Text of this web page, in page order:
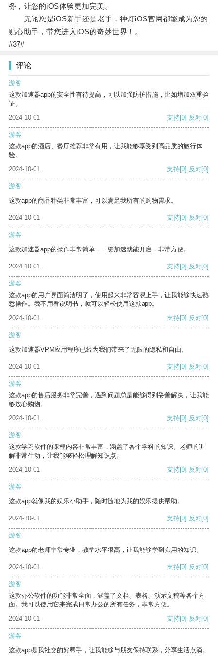
务，让您的iOS体验更加完美。
无论您是iOS新手还是老手，神灯iOS官网都能成为您的
贴心助手，带您进入iOS的奇妙世界！。
#37#
评论
游客
这款加速器app的安全性有待提高，可以加强防护措施，比如增加双重验
证。
2024-10-01
支持[0] 反对[0]
游客
这款app的酒店、餐厅推荐非常有用，让我能够享受到高品质的旅行体
验。
2024-10-01
支持[0] 反对[0]
游客
这款app的商品种类非常丰富，可以满足我所有的购物需求。
2024-10-01 支持[0] 反对[0]
游客
这款加速器app的操作非常简单，一键加速就能开启，非常方便。
2024-10-01 支持[0] 反对[0]
游客
这款app的用户界面简洁明了，使用起来非常容易上手，让我能够快速熟
悉操作。我不用看说明书，就可以轻松使用这款app。
2024-10-01
支持[0] 反对[0]
游客
这款加速器VPM应用程序已经为我们带来了无限的隐私和自由。
2024-10-01 支持[0] 反对[0]
游客
这款app的售后服务非常完善，遇到问题总是能够得到妥善解决，让我能
够放心购物。
2024-10-01
支持[0] 反对[0]
游客
这款学习软件的课程内容非常丰富，涵盖了各个学科的知识。老师的讲
解非常生动，让我能够轻松理解知识点。
2024-10-01
支持[0] 反对[0]
游客
这款app就像我的娱乐小助手，随时随地为我的娱乐提供帮助。
2024-10-01 支持[0] 反对[0]
游客
这款app的老师非常专业，教学水平很高，让我能够学到实用的知识。
2024-10-01 支持[0] 反对[0]
游客
这款办公软件的功能非常全面，涵盖了文档、表格、演示文稿等各个方
面。我可以使用它来完成日常办公的所有任务，非常方便。
2024-10-01
支持[0] 反对[0]
游客
这款app是我社交的好帮手，让我能够与朋友保持联系，分享生活点滴。